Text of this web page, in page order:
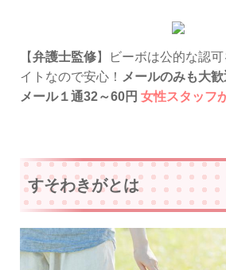
【弁護士監修】ビーボは公的な認
イトなので安心！ メールのみも大歓
メール１通32～60円 女性スタッフ
すそわきがとは